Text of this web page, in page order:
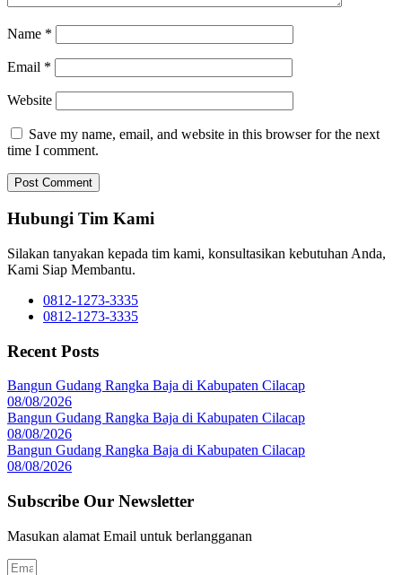
Name *
Email *
Website
Save my name, email, and website in this browser for the next
time I comment.
Hubungi Tim Kami
Silakan tanyakan kepada tim kami, konsultasikan kebutuhan Anda,
Kami Siap Membantu.
0812-1273-3335
0812-1273-3335
Recent Posts
Bangun Gudang Rangka Baja di Kabupaten Cilacap
08/08/2026
Bangun Gudang Rangka Baja di Kabupaten Cilacap
08/08/2026
Bangun Gudang Rangka Baja di Kabupaten Cilacap
08/08/2026
Subscribe Our Newsletter
Masukan alamat Email untuk berlangganan